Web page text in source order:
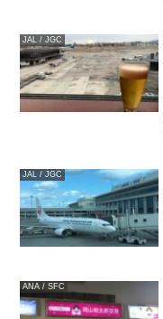
JAL / JGC
JAL / JGC
ANA / SFC